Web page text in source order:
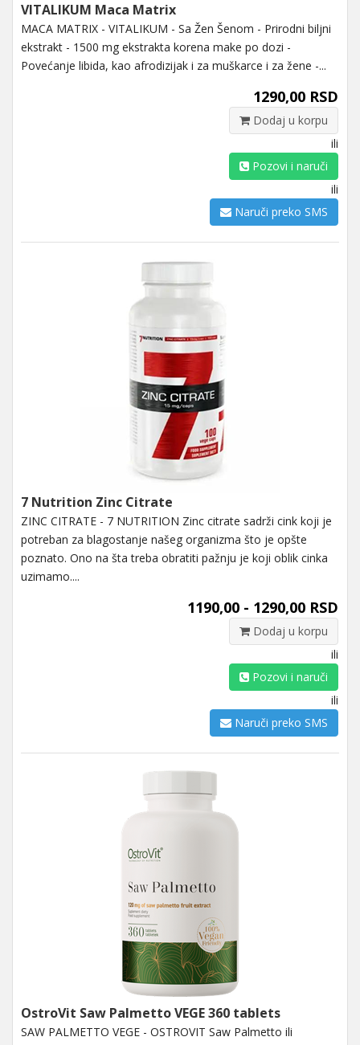
VITALIKUM Maca Matrix
MACA MATRIX - VITALIKUM - Sa Žen Šenom - Prirodni biljni
ekstrakt - 1500 mg ekstrakta korena make po dozi -
Povećanje libida, kao afrodizijak i za muškarce i za žene -...
1290,00 RSD
Dodaj u korpu
ili
Pozovi i naruči
ili
Naruči preko SMS
7 Nutrition Zinc Citrate
ZINC CITRATE - 7 NUTRITION Zinc citrate sadrži cink koji je
potreban za blagostanje našeg organizma što je opšte
poznato. Ono na šta treba obratiti pažnju je koji oblik cinka
uzimamo....
1190,00 - 1290,00 RSD
Dodaj u korpu
ili
Pozovi i naruči
ili
Naruči preko SMS
OstroVit Saw Palmetto VEGE 360 tablets
SAW PALMETTO VEGE - OSTROVIT Saw Palmetto ili